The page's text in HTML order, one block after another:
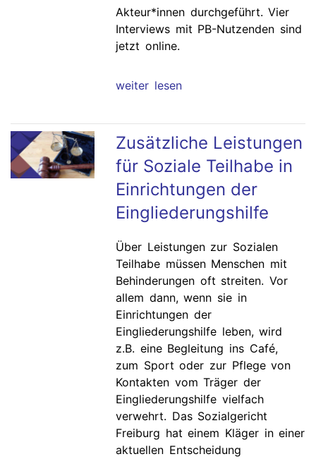
Akteur*innen durchgeführt. Vier
Interviews mit PB-Nutzenden sind
jetzt online.
weiter lesen
Zusätzliche Leistungen
für Soziale Teilhabe in
Einrichtungen der
Eingliederungshilfe
Über Leistungen zur Sozialen
Teilhabe müssen Menschen mit
Behinderungen oft streiten. Vor
allem dann, wenn sie in
Einrichtungen der
Eingliederungshilfe leben, wird
z.B. eine Begleitung ins Café,
zum Sport oder zur Pflege von
Kontakten vom Träger der
Eingliederungshilfe vielfach
verwehrt. Das Sozialgericht
Freiburg hat einem Kläger in einer
aktuellen Entscheidung